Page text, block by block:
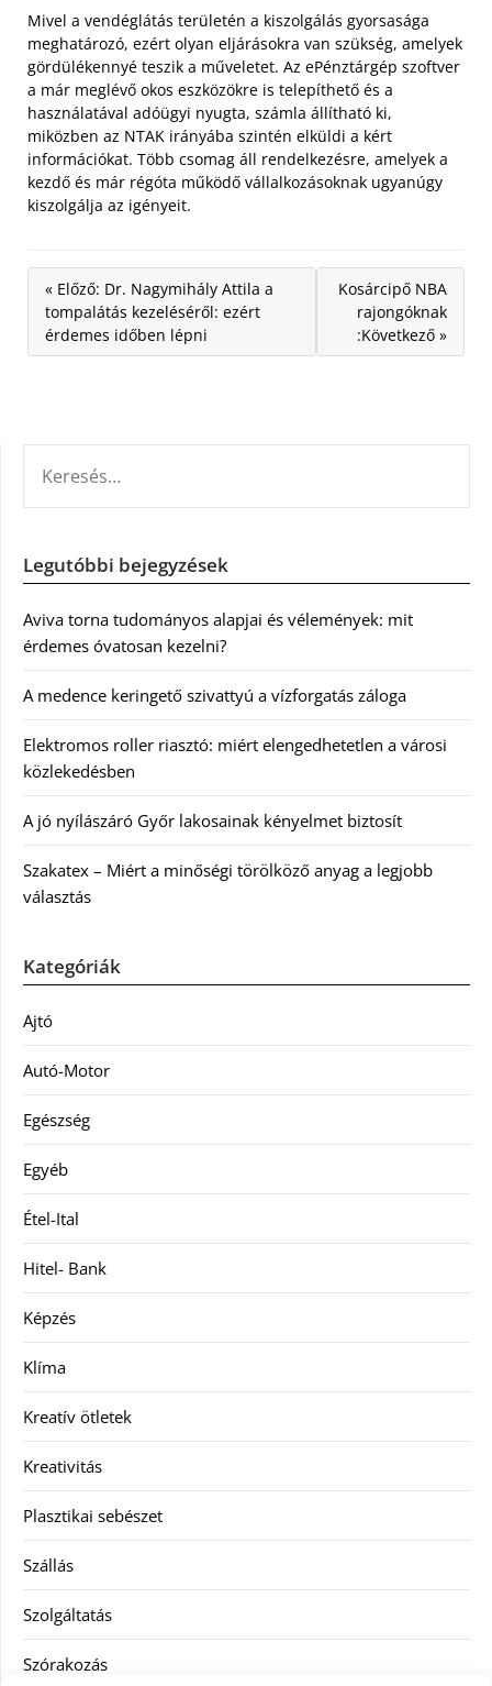
Mivel a vendéglátás területén a kiszolgálás gyorsasága
meghatározó, ezért olyan eljárásokra van szükség, amelyek
gördülékennyé teszik a műveletet. Az ePénztárgép szoftver
a már meglévő okos eszközökre is telepíthető és a
használatával adóügyi nyugta, számla állítható ki,
miközben az NTAK irányába szintén elküldi a kért
információkat. Több csomag áll rendelkezésre, amelyek a
kezdő és már régóta működő vállalkozásoknak ugyanúgy
kiszolgálja az igényeit.
« Előző: Dr. Nagymihály Attila a
tompalátás kezeléséről: ezért
érdemes időben lépni
Kosárcipő NBA
rajongóknak
:Következő »
Legutóbbi bejegyzések
Aviva torna tudományos alapjai és vélemények: mit
érdemes óvatosan kezelni?
A medence keringető szivattyú a vízforgatás záloga
Elektromos roller riasztó: miért elengedhetetlen a városi
közlekedésben
A jó nyílászáró Győr lakosainak kényelmet biztosít
Szakatex – Miért a minőségi törölköző anyag a legjobb
választás
Kategóriák
Ajtó
Autó-Motor
Egészség
Egyéb
Étel-Ital
Hitel- Bank
Képzés
Klíma
Kreatív ötletek
Kreativitás
Plasztikai sebészet
Szállás
Szolgáltatás
Szórakozás